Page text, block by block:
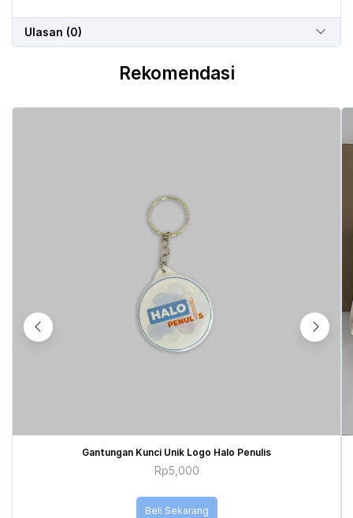
Ulasan (0)
Rekomendasi
Gantungan Kunci Unik Logo Halo Penulis
Rp5,000
Beli Sekarang